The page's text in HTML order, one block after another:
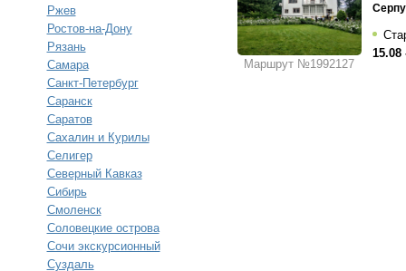
Ржев
Ростов-на-Дону
Рязань
Самара
Санкт-Петербург
Саранск
Саратов
Сахалин и Курилы
Селигер
Северный Кавказ
Сибирь
Смоленск
Соловецкие острова
Сочи экскурсионный
Суздаль
Маршрут №1992127
15.08